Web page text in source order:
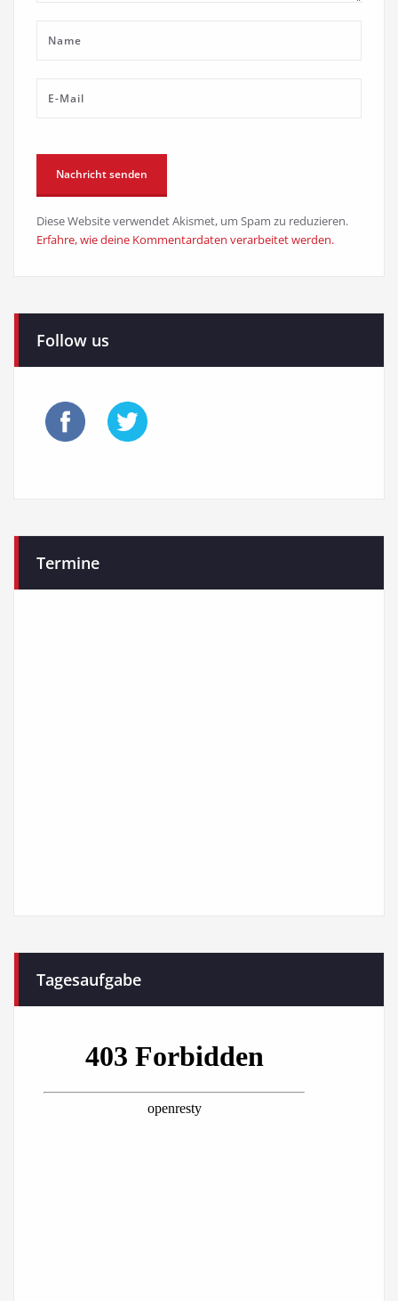
Diese Website verwendet Akismet, um Spam zu reduzieren.
Erfahre, wie deine Kommentardaten verarbeitet werden.
Follow us
Termine
Tagesaufgabe